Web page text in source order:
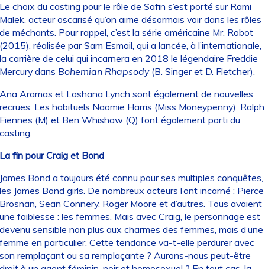
choix du casting pour le rôle de Safin s’est porté sur Rami
acteur oscarisé qu’on aime désormais voir dans les rôles
méchants. Pour rappel, c’est la série américaine Mr. Robot
réalisée par Sam Esmail, qui a lancée, à l’internationale,
carrière de celui qui incarnera en 2018 le légendaire Freddie
dans Bohemian Rhapsody(B. Singer et D. Fletcher).
Aramas et Lashana Lynch sont également de nouvelles
Les habituels Naomie Harris (Miss Moneypenny), Ralph
(M) et Ben Whishaw (Q) font également parti du
fin pour Craig et Bond
Bond a toujours été connu pour ses multiples conquêtes,
James Bond girls. De nombreux acteurs l’ont incarné : Pierce
Sean Connery, Roger Moore et d’autres. Tous avaient
faiblesse : les femmes. Mais avec Craig, le personnage est
sensible non plus aux charmes des femmes, mais d’une
en particulier. Cette tendance va-t-elle perdurer avec
remplaçant ou sa remplaçante ? Aurons-nous peut-être